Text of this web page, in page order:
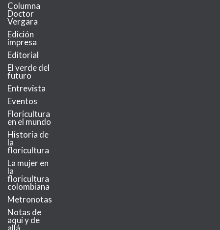
Columna
Doctor
Vergara
Edición
impresa
Editorial
El verde del
futuro
Entrevista
Eventos
Floricultura
en el mundo
Historia de
la
floricultura
La mujer en
la
floricultura
colombiana
Metronotas
Notas de
aquí y de
allá